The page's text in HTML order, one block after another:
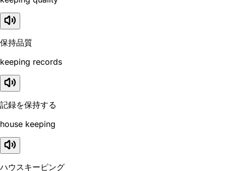
保持品質
keeping records
記録を保持する
house keeping
ハウスキーピング